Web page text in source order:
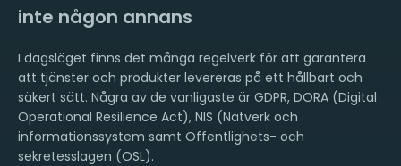
inte någon annans
I dagsläget finns det många regelverk för att garantera
att tjänster och produkter levereras på ett hållbart och
säkert sätt. Några av de vanligaste är GDPR, DORA (Digital
Operational Resilience Act), NIS (Nätverk och
informationssystem samt Offentlighets- och
sekretesslagen (OSL).